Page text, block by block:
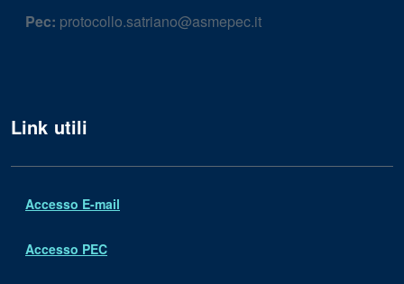
Pec: protocollo.satriano@asmepec.it
Link utili
Accesso E-mail
Accesso PEC